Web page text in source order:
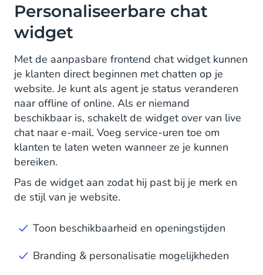
Personaliseerbare chat
widget
Met de aanpasbare frontend chat widget kunnen
je klanten direct beginnen met chatten op je
website. Je kunt als agent je status veranderen
naar offline of online. Als er niemand
beschikbaar is, schakelt de widget over van live
chat naar e-mail. Voeg service-uren toe om
klanten te laten weten wanneer ze je kunnen
bereiken.
Pas de widget aan zodat hij past bij je merk en
de stijl van je website.
Toon beschikbaarheid en openingstijden
Branding & personalisatie mogelijkheden